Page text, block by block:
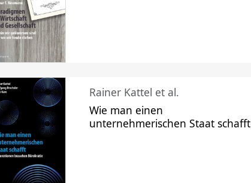
Rainer Kattel et al.
Wie man einen
unternehmerischen Staat schafft